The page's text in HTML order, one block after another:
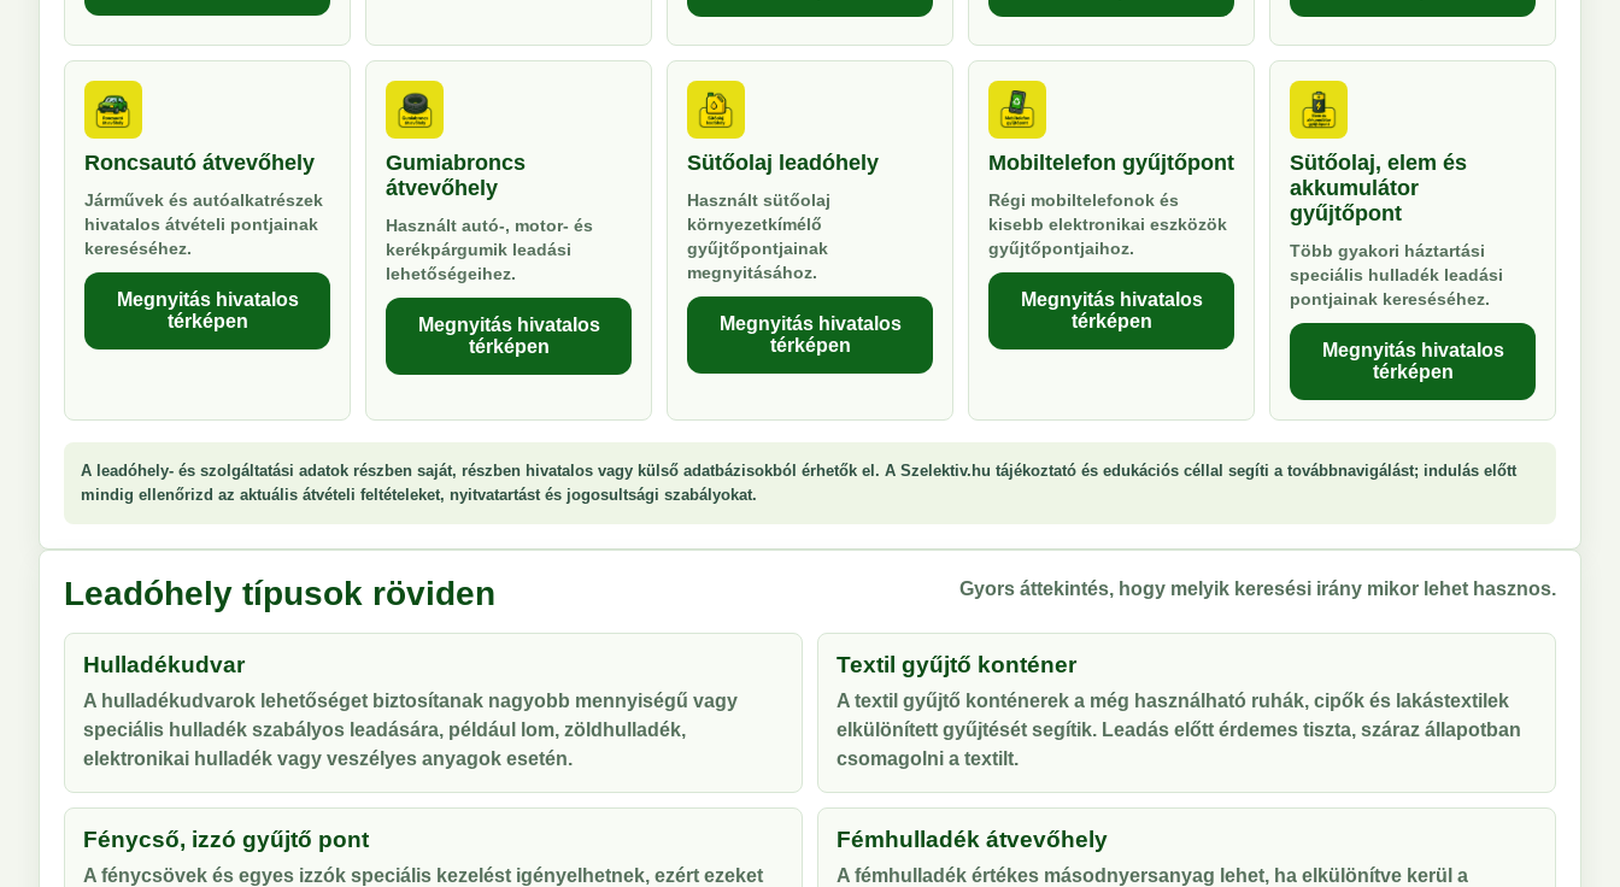
Roncsautó átvevőhely
Járművek és autóalkatrészek
hivatalos átvételi pontjainak
kereséséhez.
Megnyitás hivatalos
térképen
Gumiabroncs
átvevőhely
Használt autó-, motor- és
kerékpárgumik leadási
lehetőségeihez.
Megnyitás hivatalos
térképen
Sütőolaj leadóhely
Használt sütőolaj
környezetkímélő
gyűjtőpontjainak
megnyitásához.
Megnyitás hivatalos
térképen
Mobiltelefon gyűjtőpont
Régi mobiltelefonok és
kisebb elektronikai eszközök
gyűjtőpontjaihoz.
Megnyitás hivatalos
térképen
Sütőolaj, elem és
akkumulátor
gyűjtőpont
Több gyakori háztartási
speciális hulladék leadási
pontjainak kereséséhez.
Megnyitás hivatalos
térképen
A leadóhely- és szolgáltatási adatok részben saját, részben hivatalos vagy külső adatbázisokból érhetők el. A Szelektiv.hu tájékoztató és edukációs céllal segíti a továbbnavigálást; indulás előtt
mindig ellenőrizd az aktuális átvételi feltételeket, nyitvatartást és jogosultsági szabályokat.
Leadóhely típusok röviden Gyors áttekintés, hogy melyik keresési irány mikor lehet hasznos.
Hulladékudvar
A hulladékudvarok lehetőséget biztosítanak nagyobb mennyiségű vagy
speciális hulladék szabályos leadására, például lom, zöldhulladék,
elektronikai hulladék vagy veszélyes anyagok esetén.
Textil gyűjtő konténer
A textil gyűjtő konténerek a még használható ruhák, cipők és lakástextilek
elkülönített gyűjtését segítik. Leadás előtt érdemes tiszta, száraz állapotban
csomagolni a textilt.
Fénycső, izzó gyűjtő pont
A fénycsövek és egyes izzók speciális kezelést igényelhetnek, ezért ezeket
Fémhulladék átvevőhely
A fémhulladék értékes másodnyersanyag lehet, ha elkülönítve kerül a